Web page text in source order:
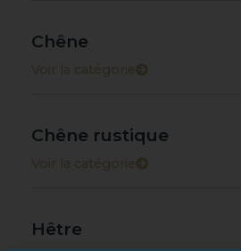
Chêne
Voir la catégorie
Chêne rustique
Voir la catégorie
Hêtre